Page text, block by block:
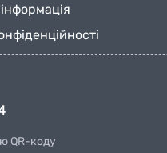
QR-коду